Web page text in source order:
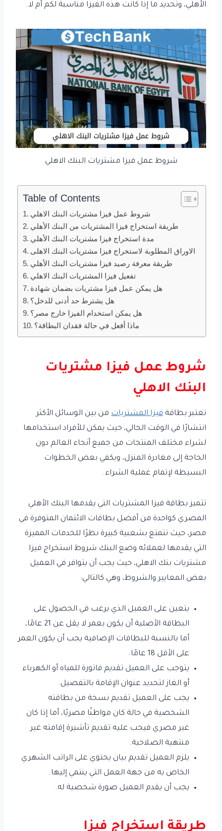
الأهلي، وتحديد ما إذا كانت هذه الفيزا مناسبة لكم أم لا.
شروط عمل فيزا مشتريات البنك الاهلي
Table of Contents
شروط عمل فيزا مشتريات البنك الاهلي
طريقة استخراج فيزا المشتريات من البنك الأهلي
مدة استخراج فيزا مشتريات البنك الأهلي
الاوراق المطلوبة لاستخراج فيزا مشتريات البنك الاهلى
طريقة معرفة رصيد فيزا مشتريات البنك الأهلي
تفعيل فيزا المشتريات البنك الاهلي
هل يمكن عمل فيزا مشتريات بضمان شهادة
هل يشترط حد أدنى للدخل؟
هل يمكن استخدام الفيزا خارج مصر؟
ماذا أفعل في حالة فقدان البطاقة؟
شروط عمل فيزا مشتريات
البنك الاهلي
تعتبر بطاقة فيزا المشتريات من بين الوسائل الأكثر
انتشارًا في الوقت الحالي، حيث يمكن للأفراد استخدامها
لشراء مختلف المنتجات من جميع أنحاء العالم دون
الحاجة إلى مغادرة المنزل، ويكفي بعض الخطوات
البسيطة لإتمام عملية الشراء.
تتميز بطاقة فيزا المشتريات التي يقدمها البنك الأهلي
المصري كواحدة من أفضل بطاقات الائتمان المتوفرة في
مصر، حيث تتمتع بشعبية كبيرة نظرًا للخدمات المميزة
التي يقدمها لعملائه وضع البنك شروط استخراج فيزا
مشتريات بنك الاهلي، حيث يجب أن يتوافر في العميل
بعض المعايير والشروط، وهي كالتالي:
يتعين على العميل الذي يرغب في الحصول على
البطاقة الأصلية أن يكون بعمر لا يقل عن 21 عامًا،
أما بالنسبة للبطاقات الإضافية يجب أن يكون العمر
على الأقل 18 عامًا.
يتوجب على العميل تقديم فاتورة للمياه أو الكهرباء
أو الغاز لتحديد عنوان الإقامة بالتفصيل.
يجب على العميل تقديم نسخة من بطاقته
الشخصية في حالة كان مواطنًا مصريًا، أما إذا كان
غير مصري فيجب عليه تقديم تأشيرة إقامته غير
منتهية الصلاحية.
يلزم العميل تقديم بيان يحتوي على الراتب الشهري
الخاص به من جهة العمل التي ينتمي إليها.
يجب أن يقدم العميل صورة شخصية له.
طريقة استخراج فيزا